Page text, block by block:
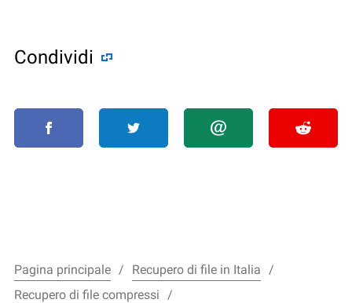
Condividi
Pagina principale
Recupero di file in Italia
Recupero di file compressi